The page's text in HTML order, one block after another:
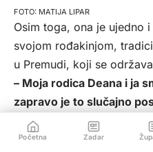
MATIJA LIPAR
Osim toga, ona je ujedno
svojom rođakinjom,
u Premudi, koji se
– Moja rodica Deana i ja
zapravo je to slučajno
godine kad se to
pa da napravimo neko
Početna Zadar